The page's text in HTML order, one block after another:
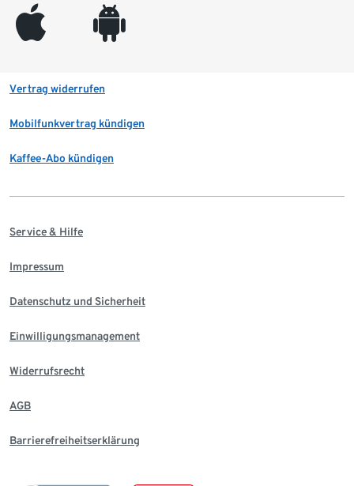
appleinc android
Vertrag widerrufen
Mobilfunkvertrag kündigen
Kaffee-Abo kündigen
Service & Hilfe
Impressum
Datenschutz und Sicherheit
Einwilligungsmanagement
Widerrufsrecht
AGB
Barrierefreiheitserklärung